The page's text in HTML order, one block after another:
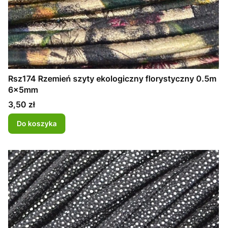
Rsz174 Rzemień szyty ekologiczny florystyczny 0.5m
6x5mm
Cena
3,50 zł
Do koszyka